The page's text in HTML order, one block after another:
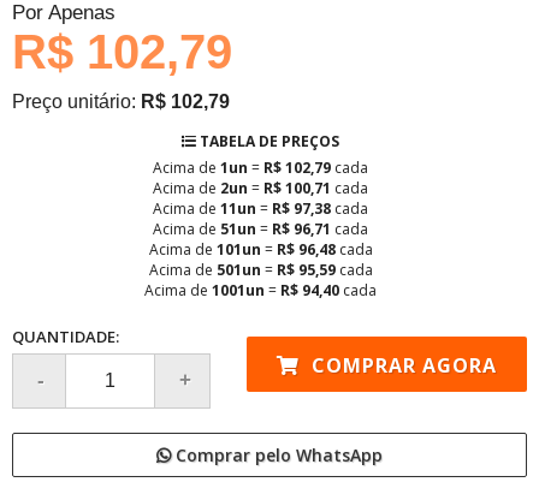
Por Apenas
R$ 102,79
Preço unitário: R$ 102,79
TABELA DE PREÇOS
Acima de 1un = R$ 102,79 cada
Acima de 2un = R$ 100,71 cada
Acima de 11un = R$ 97,38 cada
Acima de 51un = R$ 96,71 cada
Acima de 101un = R$ 96,48 cada
Acima de 501un = R$ 95,59 cada
Acima de 1001un = R$ 94,40 cada
QUANTIDADE:
COMPRAR AGORA
Comprar pelo WhatsApp